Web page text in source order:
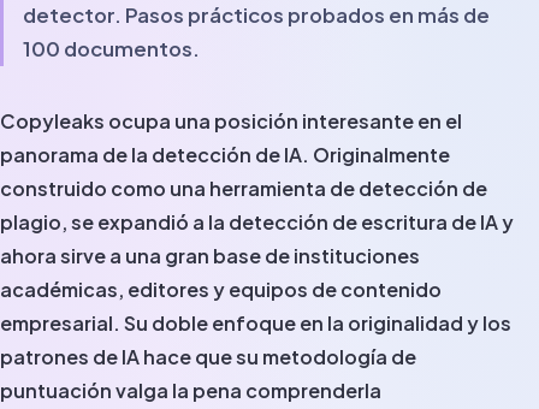
detector. Pasos prácticos probados en más de
100 documentos.
Copyleaks ocupa una posición interesante en el
panorama de la detección de IA. Originalmente
construido como una herramienta de detección de
plagio, se expandió a la detección de escritura de IA y
ahora sirve a una gran base de instituciones
académicas, editores y equipos de contenido
empresarial. Su doble enfoque en la originalidad y los
patrones de IA hace que su metodología de
puntuación valga la pena comprenderla